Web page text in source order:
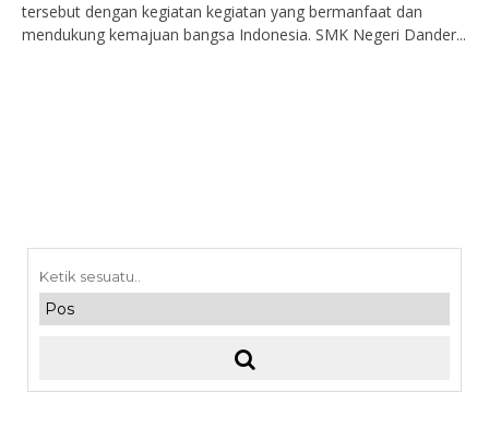
tersebut dengan kegiatan kegiatan yang bermanfaat dan
mendukung kemajuan bangsa Indonesia. SMK Negeri Dander...